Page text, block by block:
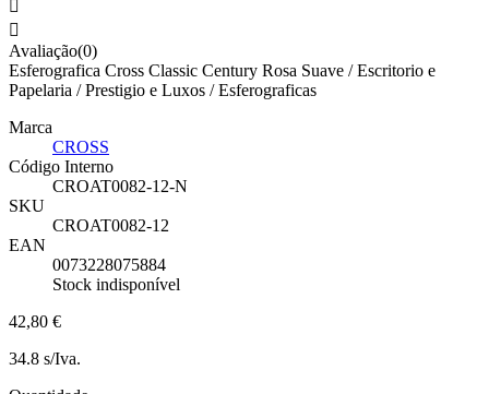


Avaliação(0)
Esferografica Cross Classic Century Rosa Suave / Escritorio e
Papelaria / Prestigio e Luxos / Esferograficas
Marca
CROSS
Código Interno
CROAT0082-12-N
SKU
CROAT0082-12
EAN
0073228075884
Stock indisponível
42,80 €
34.8 s/Iva.